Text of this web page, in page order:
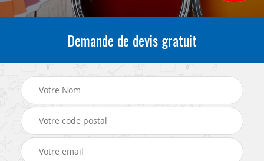
Demande de devis gratuit